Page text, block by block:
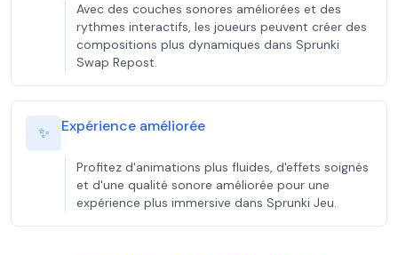
Avec des couches sonores améliorées et des
rythmes interactifs, les joueurs peuvent créer des
compositions plus dynamiques dans Sprunki
Swap Repost.
✨ Expérience améliorée
Profitez d'animations plus fluides, d'effets soignés
et d'une qualité sonore améliorée pour une
expérience plus immersive dans Sprunki Jeu.